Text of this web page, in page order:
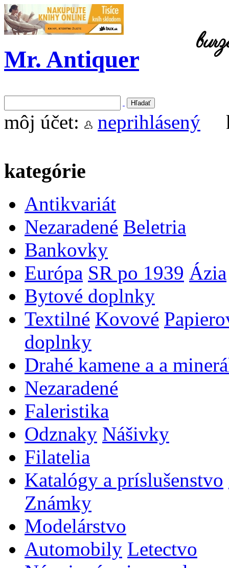
Mr. Antiquer
môj účet: neprihlásený
kategórie
Antikvariát
Nezaradené Beletria
Bankovky
Európa SR po 1939 Ázia
Bytové doplnky
Textilné Kovové
doplnky
Drahé kamene a a
Nezaradené
Faleristika
Odznaky Nášivky
Filatelia
Katalógy a príslušenstvo
Známky
Modelárstvo
Automobily Letectvo